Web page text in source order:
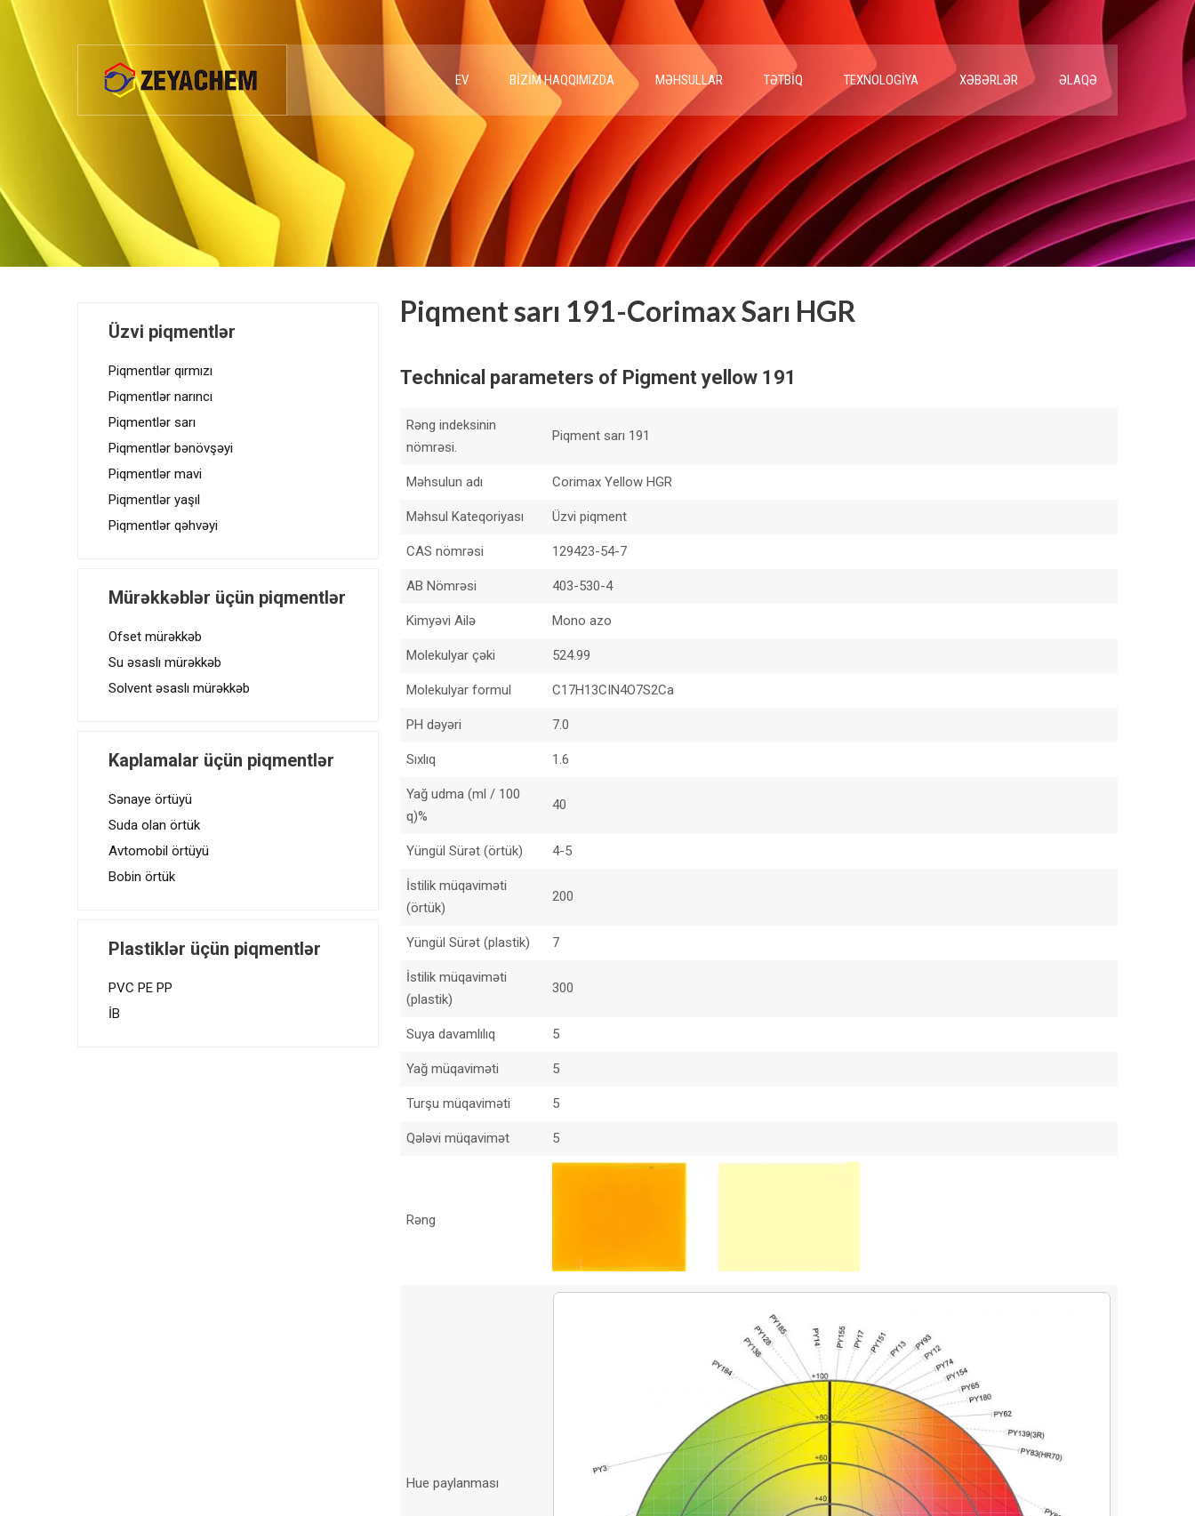
EV BIZIM HAQQIMIZDA MƏHSULLAR TƏTBIQ TEXNOLOGIYA XƏBƏRLƏR ƏLAQƏ
Piqment sarı 191-Corimax Sarı HGR
Technical parameters of Pigment yellow 191
Rəng indeksinin
nömrəsi.
Piqment sarı 191
Məhsulun adı Corimax Yellow HGR
Məhsul Kateqoriyası Üzvi piqment
CAS nömrəsi 129423-54-7
AB Nömrəsi 403-530-4
Kimyəvi Ailə Mono azo
Molekulyar çəki 524.99
Molekulyar formul C17H13CIN4O7S2Ca
PH dəyəri 7.0
Sıxlıq 1.6
Yağ udma (ml / 100
q)%
40
Yüngül Sürət (örtük) 4-5
İstilik müqaviməti
(örtük)
200
Yüngül Sürət (plastik) 7
İstilik müqaviməti
(plastik)
300
Suya davamlılıq 5
Yağ müqaviməti 5
Turşu müqaviməti 5
Qələvi müqavimət 5
Rəng
Hue paylanması
Üzvi piqmentlər
Piqmentlər qırmızı
Piqmentlər narıncı
Piqmentlər sarı
Piqmentlər bənövşəyi
Piqmentlər mavi
Piqmentlər yaşıl
Piqmentlər qəhvəyi
Mürəkkəblər üçün piqmentlər
Ofset mürəkkəb
Su əsaslı mürəkkəb
Solvent əsaslı mürəkkəb
Kaplamalar üçün piqmentlər
Sənaye örtüyü
Suda olan örtük
Avtomobil örtüyü
Bobin örtük
Plastiklər üçün piqmentlər
PVC PE PP
İB